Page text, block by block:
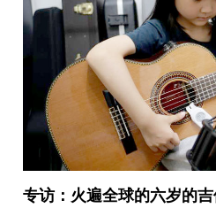
专访：火遍全球的六岁的